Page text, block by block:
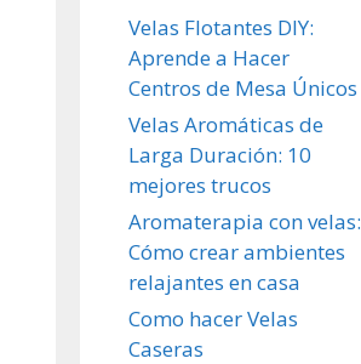
Velas Flotantes DIY:
Aprende a Hacer
Centros de Mesa Únicos
Velas Aromáticas de
Larga Duración: 10
mejores trucos
Aromaterapia con velas:
Cómo crear ambientes
relajantes en casa
Como hacer Velas
Caseras